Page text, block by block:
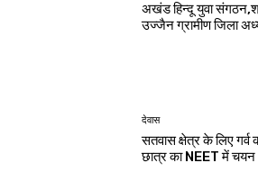
अखंड हिन्दू युवा
उज्जैन ग्रामीण जिला
देवास
सतवास क्षेत्र के लिए
छात्र का NEET में चयन